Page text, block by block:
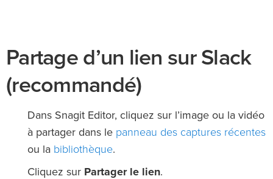
Partage d’un lien sur Slack
(recommandé)
Dans Snagit Editor, cliquez sur l’image ou la vidéo
à partager dans le panneau des captures récentes
ou la bibliothèque.
Cliquez sur Partager le lien.